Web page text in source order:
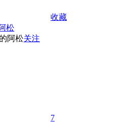
收藏
关注
7